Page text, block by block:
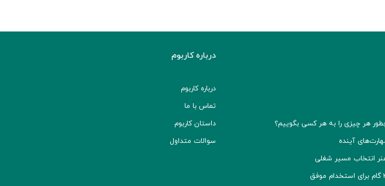
هر چیزی را به هر کسی بگوییم؟
آینده
انتخاب مسیر شغلی
درباره کاربوم
درباره کاربوم
تماس با ما
داستان کاربوم
سوالات متداول